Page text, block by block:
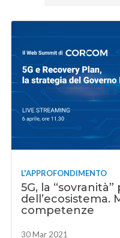
L'APPROFONDIMENTO
5G, la
dell’ecosistema.
competenze
30 Mar 2021